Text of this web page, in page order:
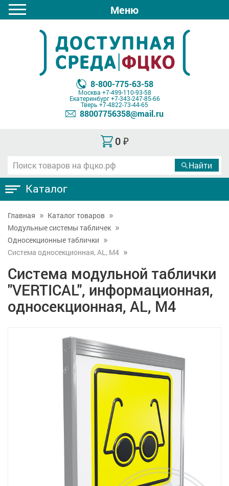
Меню
8-800-775-63-58
Москва +7-499-110-93-58
Екатеринбург+7-343-247-85-66
Тверь +7-4822-73-44-65
88007756358@mail.ru
0 ₽
Каталог
Главная
Каталог товаров
Модульные системы табличек
Односекционные таблички
Система односекционная, AL, M4
Система модульной таблички
"VERTICAL", информационная,
односекционная, AL, M4